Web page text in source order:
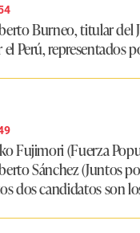
Burneo, titular del
Perú, representados
Fujimori (Fuerza
Sánchez (Juntos
dos candidatos son